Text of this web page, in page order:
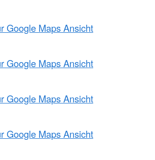
Google Maps Ansicht
Google Maps Ansicht
Google Maps Ansicht
Google Maps Ansicht